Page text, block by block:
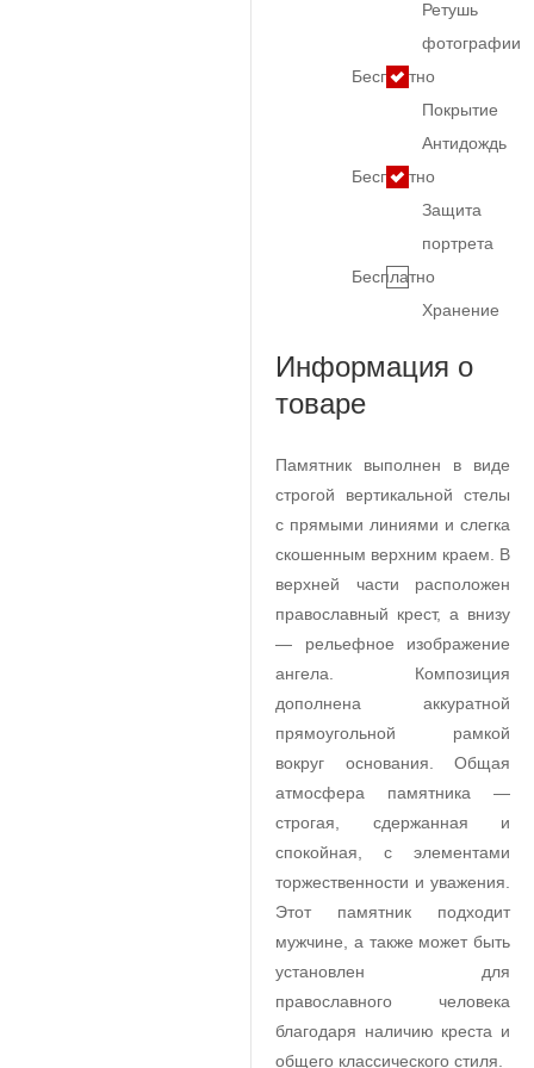
Ретушь
фотографии
Бесплатно
Покрытие
Антидождь
Бесплатно
Защита
портрета
Бесплатно
Хранение
Информация о
товаре
Памятник выполнен в виде
строгой вертикальной стелы
с прямыми линиями и слегка
скошенным верхним краем. В
верхней части расположен
православный крест, а внизу
— рельефное изображение
ангела. Композиция
дополнена аккуратной
прямоугольной рамкой
вокруг основания. Общая
атмосфера памятника —
строгая, сдержанная и
спокойная, с элементами
торжественности и уважения.
Этот памятник подходит
мужчине, а также может быть
установлен для
православного человека
благодаря наличию креста и
общего классического стиля.